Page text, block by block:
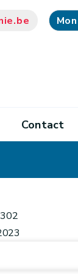
Contact